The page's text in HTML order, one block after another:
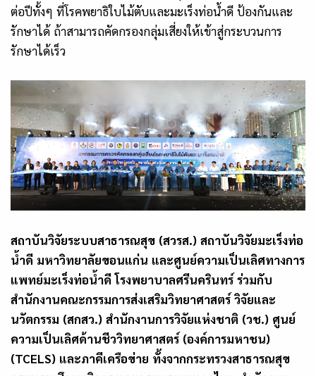
ต่อปีทั้งๆ ที่โรคพยาธิใบไม้ตับและมะเร็งท่อน้ำดี ป้องกันและ
รักษาได้ ถ้าสามารถคัดกรองกลุ่มเสี่ยงให้เข้าสู่กระบวนการ
รักษาได้เร็ว
สถาบันวิจัยระบบสาธารณสุข (สวรส.) สถาบันวิจัยมะเร็งท่อ
น้ำดี มหาวิทยาลัยขอนแก่น และศูนย์ความเป็นเลิศทางการ
แพทย์มะเร็งท่อน้ำดี โรงพยาบาลศรีนครินทร์ ร่วมกับ
สำนักงานคณะกรรมการส่งเสริมวิทยาศาสตร์ วิจัยและ
นวัตกรรม (สกสว.) สำนักงานการวิจัยแห่งชาติ (วช.) ศูนย์
ความเป็นเลิศด้านชีววิทยาศาสตร์ (องค์การมหาชน)
(TCELS) และภาคีเครือข่าย ทั้งจากกระทรวงสาธารณสุข